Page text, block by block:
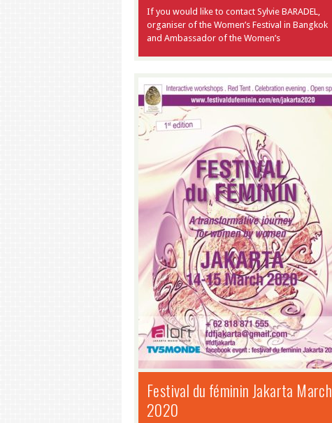
If you would like to contact Sylvie BARADEL,
organiser of the Women’s Festival in Bangkok
and Ambassador of the Women’s
Festival du féminin Jakarta March
2020